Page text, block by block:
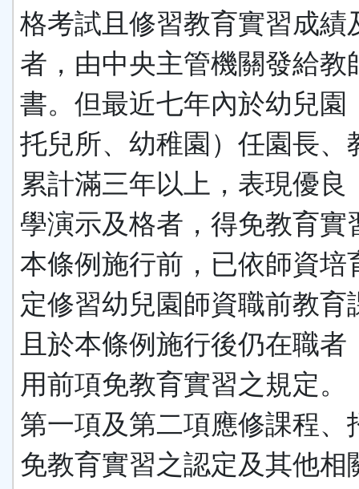
格考試且修習教育實習成績
者，由中央主管機關發給教
書。但最近七年內於幼兒園
托兒所、幼稚園）任園長、
累計滿三年以上，表現優良
學演示及格者，得免教育實
本條例施行前，已依師資培
定修習幼兒園師資職前教育
且於本條例施行後仍在職者
用前項免教育實習之規定。
第一項及第二項應修課程、
免教育實習之認定及其他相